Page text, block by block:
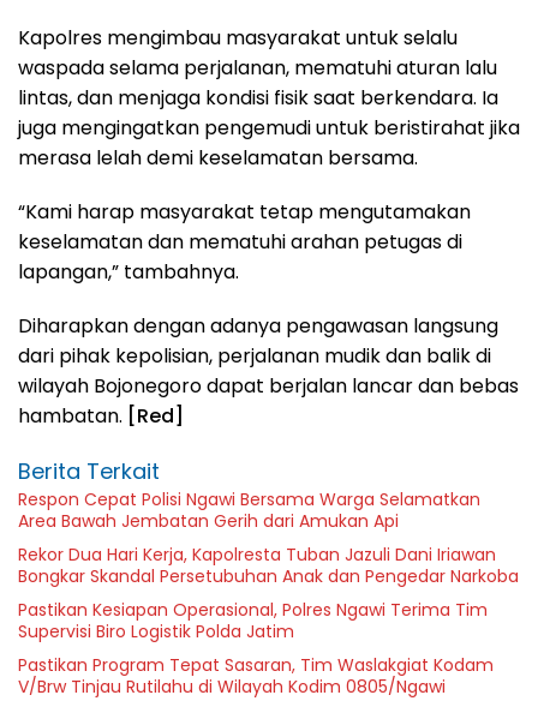
Kapolres mengimbau masyarakat untuk selalu
waspada selama perjalanan, mematuhi aturan lalu
lintas, dan menjaga kondisi fisik saat berkendara. Ia
juga mengingatkan pengemudi untuk beristirahat jika
merasa lelah demi keselamatan bersama.
“Kami harap masyarakat tetap mengutamakan
keselamatan dan mematuhi arahan petugas di
lapangan,” tambahnya.
Diharapkan dengan adanya pengawasan langsung
dari pihak kepolisian, perjalanan mudik dan balik di
wilayah Bojonegoro dapat berjalan lancar dan bebas
hambatan. [Red]
Berita Terkait
Respon Cepat Polisi Ngawi Bersama Warga Selamatkan
Area Bawah Jembatan Gerih dari Amukan Api
Rekor Dua Hari Kerja, Kapolresta Tuban Jazuli Dani Iriawan
Bongkar Skandal Persetubuhan Anak dan Pengedar Narkoba
Pastikan Kesiapan Operasional, Polres Ngawi Terima Tim
Supervisi Biro Logistik Polda Jatim
Pastikan Program Tepat Sasaran, Tim Waslakgiat Kodam
V/Brw Tinjau Rutilahu di Wilayah Kodim 0805/Ngawi